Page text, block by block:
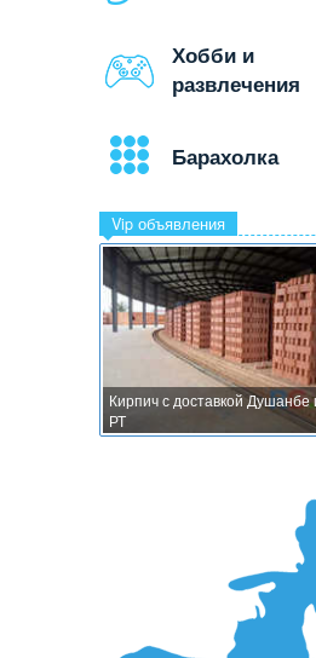
Хобби и
развлечения
Барахолка
Vip объявления
Кирпич с доставкой Душанбе
РТ